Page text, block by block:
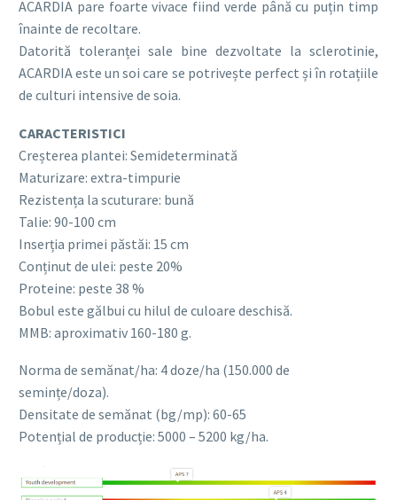
ACARDIA pare foarte vivace fiind verde până cu puțin timp
înainte de recoltare.
Datorită toleranței sale bine dezvoltate la sclerotinie,
ACARDIA este un soi care se potrivește perfect și în rotațiile
de culturi intensive de soia.
CARACTERISTICI
Creșterea plantei: Semideterminată
Maturizare: extra-timpurie
Rezistența la scuturare: bună
Talie: 90-100 cm
Inserția primei păstăi: 15 cm
Conținut de ulei: peste 20%
Proteine: peste 38 %
Bobul este gălbui cu hilul de culoare deschisă.
MMB: aproximativ 160-180 g.
Norma de semănat/ha: 4 doze/ha (150.000 de
semințe/doza).
Densitate de semănat (bg/mp): 60-65
Potențial de producție: 5000 – 5200 kg/ha.